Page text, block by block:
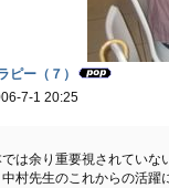
ピー（７）
7-1 20:25
は余り重要視されていな
村先生のこれからの活躍